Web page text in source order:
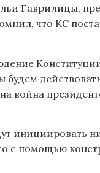
Гаврилицы,
что КС
будем
война
инициировать
с помощью